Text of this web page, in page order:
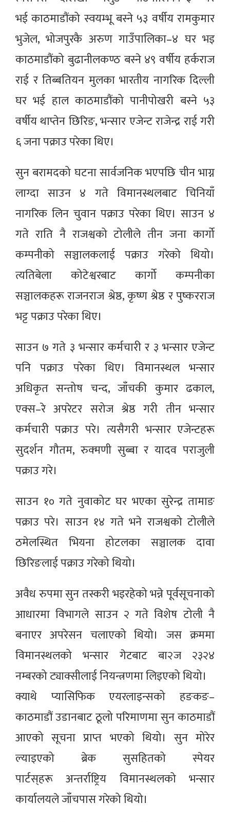
भई काठमाडौंको स्वयम्भू बस्ने ५३ वर्षीय रामकुमार
भुजेल, भोजपुरकै अरुण गाउँपालिका–४ घर भइ
काठमाडौंको बुढानीलकण्ठ बस्ने ४९ वर्षीय हर्कराज
राई र तिब्बतियन मुलका भारतीय नागरिक दिल्ली
घर भई हाल काठमाडौंको पानीपोखरी बस्ने ५३
वर्षीय थाप्तेन छिरिङ, भन्सार एजेन्ट राजेन्द्र राई गरी
६ जना पक्राउ परेका थिए।
सुन बरामदको घटना सार्वजनिक भएपछि चीन भाग्न
लाग्दा साउन ४ गते विमानस्थलबाट चिनियाँ
नागरिक लिन चुवान पक्राउ परेका थिए। साउन ४
गते राति नै राजश्वको टोलीले तीन जना कार्गो
कम्पनीको सञ्चालकलाई पक्राउ गरेको थियो।
त्यतिबेला कोटेश्वरबाट कार्गो कम्पनीका
सञ्चालकहरू राजनराज श्रेष्ठ, कृष्ण श्रेष्ठ र पुष्करराज
भट्ट पक्राउ परेका थिए।
साउन ७ गते ३ भन्सार कर्मचारी र ३ भन्सार एजेन्ट
पनि पक्राउ परेका थिए। विमानस्थल भन्सार
अधिकृत सन्तोष चन्द, जाँचकी कुमार ढकाल,
एक्स–रे अपरेटर सरोज श्रेष्ठ गरी तीन भन्सार
कर्मचारी पक्राउ परे। त्यसैगरी भन्सार एजेन्टहरू
सुदर्शन गौतम, रुक्मणी सुब्बा र यादव पराजुली
पक्राउ गरे।
साउन १० गते नुवाकोट घर भएका सुरेन्द्र तामाङ
पक्राउ परे। साउन १४ गते भने राजश्वको टोलीले
ठमेलस्थित भियना होटलका सञ्चालक दावा
छिरिङलाई पक्राउ गरेको थियो।
अवैध रुपमा सुन तस्करी भइरहेको भन्ने पूर्वसूचनाको
आधारमा विभागले साउन २ गते विशेष टोली नै
बनाएर अपरेसन चलाएको थियो। जस क्रममा
विमानस्थलको भन्सार गेटबाट बा२ज २३२४
नम्बरको ट्याक्सीलाई नियन्त्रणमा लिइएको थियो।
क्याथे प्यासिफिक एयरलाइन्सको हङकङ–
काठमाडौं उडानबाट ठूलो परिमाणमा सुन काठमाडौं
आएको सूचना प्राप्त भएको थियो। सुन मोरेर
ल्याइएको ब्रेक सुसहितको स्पेयर
पार्टस्‌हरू अन्तर्राष्ट्रिय विमानस्थलको भन्सार
कार्यालयले जाँचपास गरेको थियो।